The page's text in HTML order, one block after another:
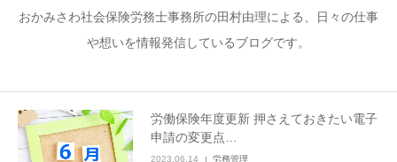
おかみさわ社会保険労務士事務所の田村由理による、日々の仕事
や想いを情報発信しているブログです。
労働保険年度更新 押さえておきたい電子
申請の変更点…
2023.06.14 労務管理
お問い合わせ